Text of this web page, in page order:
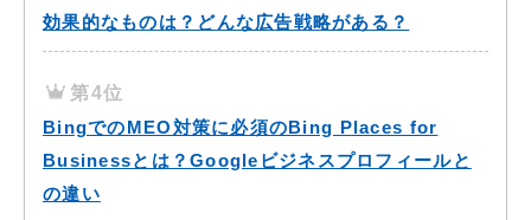
効果的なものは？どんな広告戦略がある？
第4位
BingでのMEO対策に必須のBing Places for
Businessとは？Googleビジネスプロフィールと
の違い